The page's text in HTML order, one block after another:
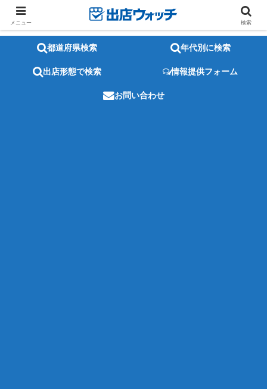
都道府県検索 年代別に検索
出店形態で検索 情報提供フォーム
お問い合わせ
メニュー 検索